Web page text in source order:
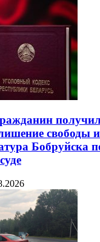
получил
свободы
Бобруйска